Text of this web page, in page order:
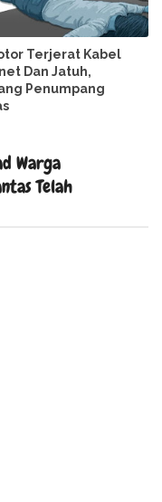
Terjerat Kabel
Dan Jatuh,
Penumpang
Warga
Telah